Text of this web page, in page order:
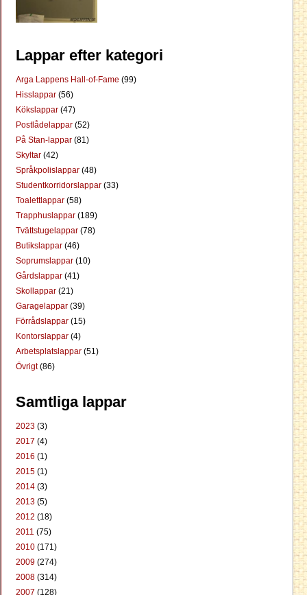
Lappar efter kategori
Arga Lappens Hall-of-Fame (99)
Hisslappar (56)
Kökslappar (47)
Postlådelappar (52)
På Stan-lappar (81)
Skyltar (42)
Språkpolislappar (48)
Studentkorridorslappar (33)
Toalettlappar (58)
Trapphuslappar (189)
Tvättstugelappar (78)
Butikslappar (46)
Soprumslappar (10)
Gårdslappar (41)
Skollappar (21)
Garagelappar (39)
Förrådslappar (15)
Kontorslappar (4)
Arbetsplatslappar (51)
Övrigt(86)
Samtliga lappar
2023 (3)
2017 (4)
2016 (1)
2015 (1)
2014 (3)
2013 (5)
2012 (18)
2011 (75)
2010 (171)
2009 (274)
2008 (314)
2007 (128)